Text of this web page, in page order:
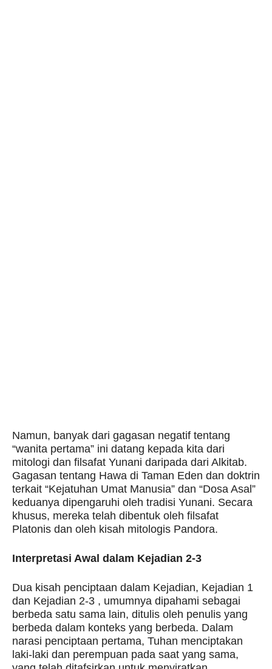
Namun, banyak dari gagasan negatif tentang
“wanita pertama” ini datang kepada kita dari
mitologi dan filsafat Yunani daripada dari Alkitab.
Gagasan tentang Hawa di Taman Eden dan doktrin
terkait “Kejatuhan Umat Manusia” dan “Dosa Asal”
keduanya dipengaruhi oleh tradisi Yunani. Secara
khusus, mereka telah dibentuk oleh filsafat
Platonis dan oleh kisah mitologis Pandora.
Interpretasi Awal dalam Kejadian 2-3
Dua kisah penciptaan dalam Kejadian, Kejadian 1
dan Kejadian 2-3 , umumnya dipahami sebagai
berbeda satu sama lain, ditulis oleh penulis yang
berbeda dalam konteks yang berbeda. Dalam
narasi penciptaan pertama, Tuhan menciptakan
laki-laki dan perempuan pada saat yang sama,